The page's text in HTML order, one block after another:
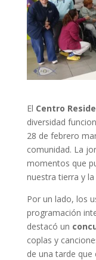
El Centro
diversidad
28 de febrero
comunidad. La
momentos que
nuestra tierra y
Por un lado, los
programación
destacó un
coplas y
de una tarde que